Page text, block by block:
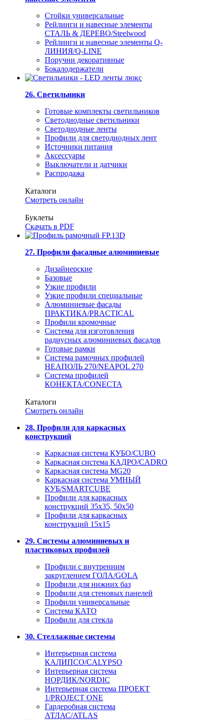
Стойки универсальные
Рейлинги и навесные элементы
СТАЛЬ & ДЕРЕВО/Steelwood
Рейлинги и навесные элементы Q-
ЛИНИЯ/Q-LINE
Поручни декоративные
Бокалодержатели
26. Светильники
Готовые комплекты светильников
Светодиодные светильники
Светодиодные ленты
Профили для светодиодных лент
Источники питания
Аксессуары
Выключатели и датчики
Распродажа
Каталоги
Смотреть онлайн
Буклеты
Скачать в PDF
27. Профили фасадные алюминиевые
Дизайнерские
Базовые
Узкие профили
Узкие профили специальные
Алюминиевые фасады
ПРАКТИКА/PRACTICAL
Профили кромочные
Система для изготовления
радиусных алюминиевых фасадов
Готовые рамки
Система рамочных профилей
НЕАПОЛЬ 270/NEAPOL 270
Система профилей
КОНЕКТА/CONECTA
Каталоги
Смотреть онлайн
28. Профили для каркасных
конструкций
Каркасная система КУБО/CUBO
Каркасная система КАДРО/CADRO
Каркасная система MG20
Каркасная система УМНЫЙ
КУБ/SMARTCUBE
Профили для каркасных
конструкций 35x35, 50x50
Профили для каркасных
конструкций 15х15
29. Системы алюминиевых и
пластиковых профилей
Профили с внутренним
закруглением ГОЛА/GOLA
Профили для нижних баз
Профили для стеновых панелей
Профили универсальные
Система КАТО
Профили для стекла
30. Стеллажные системы
Интерьерная система
КАЛИПСО/CALYPSO
Интерьерная система
НОРДИК/NORDIC
Интерьерная система ПРОЕКТ
1/PROJECT ONE
Гардеробная система
АТЛАС/ATLAS